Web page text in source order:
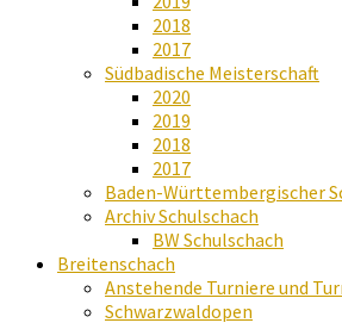
2018
2017
Südbadische Meisterschaft
2020
2019
2018
2017
Baden-Württembergischer
Archiv Schulschach
BW Schulschach
Breitenschach
Anstehende Turniere und
Schwarzwaldopen